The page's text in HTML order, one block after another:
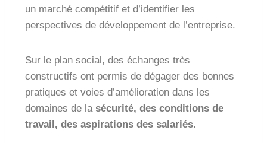
un marché compétitif et d’identifier les
perspectives de développement de l’entreprise.
Sur le plan social, des échanges très
constructifs ont permis de dégager des bonnes
pratiques et voies d’amélioration dans les
domaines de la sécurité, des conditions de
travail, des aspirations des salariés.